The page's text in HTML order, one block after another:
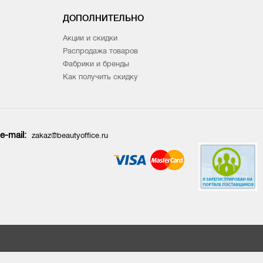
ДОПОЛНИТЕЛЬНО
Акции и скидки
Распродажа товаров
Фабрики и бренды
Как получить скидку
e-mail: zakaz@beautyoffice.ru